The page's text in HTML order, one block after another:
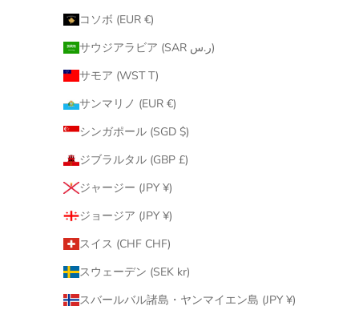
コソボ (EUR €)
サウジアラビア (SAR ر.س)
サモア (WST T)
サンマリノ (EUR €)
シンガポール (SGD $)
ジブラルタル (GBP £)
ジャージー (JPY ¥)
ジョージア (JPY ¥)
スイス (CHF CHF)
スウェーデン (SEK kr)
スバールバル諸島・ヤンマイエン島 (JPY ¥)